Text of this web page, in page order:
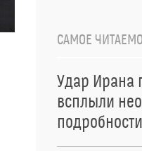
САМОЕ
Удар Ирана
всплыли
подробности